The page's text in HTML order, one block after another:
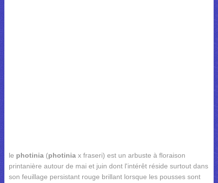
le photinia(photiniax fraseri) est un arbuste à floraison
printanière autour de mai et juin dont l'intérêt réside surtout dans
son feuillage persistant rouge brillant lorsque les pousses sont